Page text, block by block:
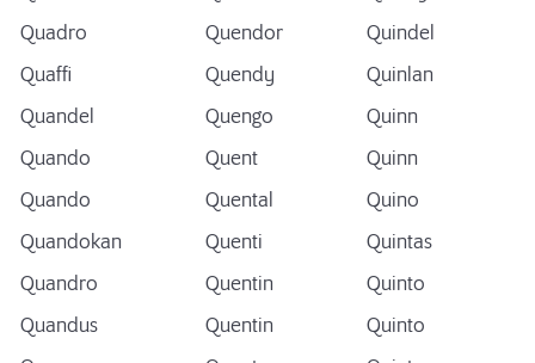
Quadro
Quendor
Quindel
Quaffi
Quendy
Quinlan
Quandel
Quengo
Quinn
Quando
Quent
Quinn
Quando
Quental
Quino
Quandokan
Quenti
Quintas
Quandro
Quentin
Quinto
Quandus
Quentin
Quinto